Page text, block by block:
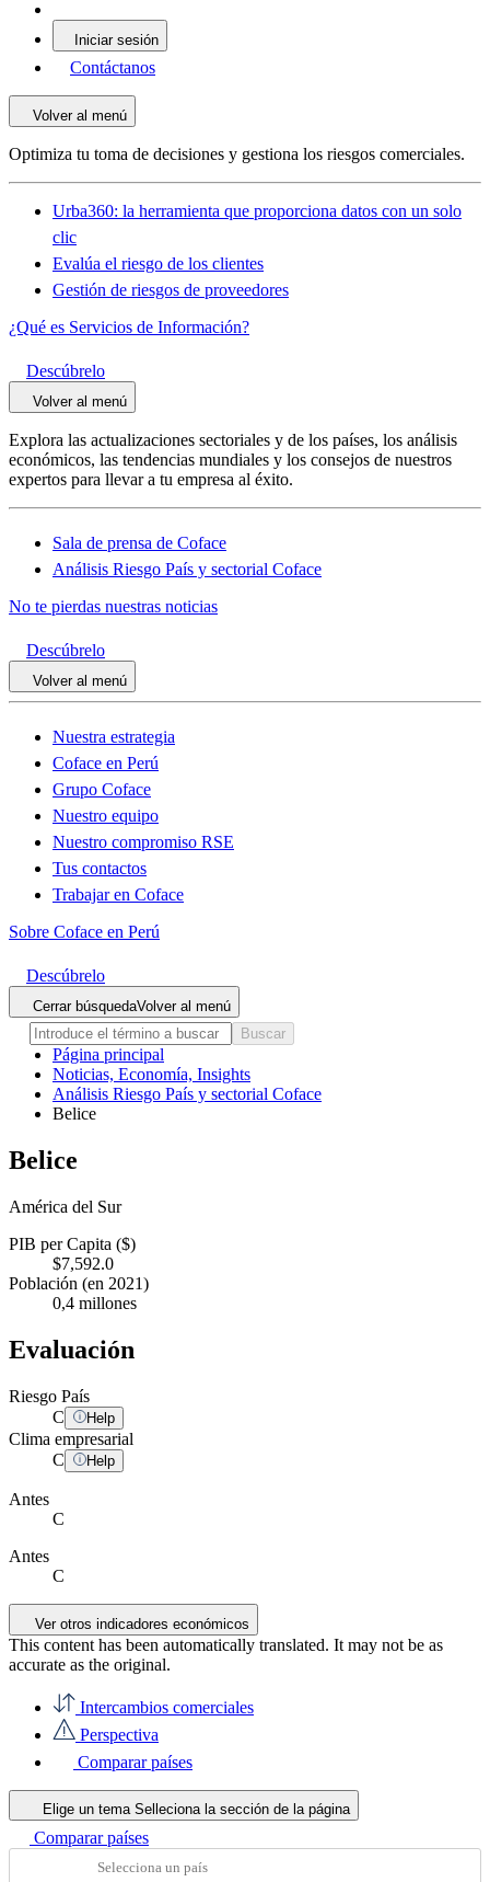
Iniciar sesión
Contáctanos
Volver al menú
Optimiza tu toma de decisiones y gestiona los riesgos comerciales.
Urba360: la herramienta que proporciona datos con un solo
clic
Evalúa el riesgo de los clientes
Gestión de riesgos de proveedores
¿Qué es Servicios de Información?
Descúbrelo
Volver al menú
Explora las actualizaciones sectoriales y de los países, los análisis
económicos, las tendencias mundiales y los consejos de nuestros
expertos para llevar a tu empresa al éxito.
Sala de prensa de Coface
Análisis Riesgo País y sectorial Coface
No te pierdas nuestras noticias
Descúbrelo
Volver al menú
Nuestra estrategia
Coface en Perú
Grupo Coface
Nuestro equipo
Nuestro compromiso RSE
Tus contactos
Trabajar en Coface
Sobre Coface en Perú
Descúbrelo
Cerrar búsquedaVolver al menú
Buscar
Página principal
Noticias, Economía, Insights
Análisis Riesgo País y sectorial Coface
Belice
Belice
América del Sur
PIB per Capita ($)
$7,592.0
Población (en 2021)
0,4 millones
Evaluación
Riesgo País
C
Help
Clima empresarial
C
Help
Antes
C
Antes
C
Ver otros indicadores económicos
This content has been automatically translated. It may not be as
accurate as the original.
Intercambios comerciales
Perspectiva
Comparar países
Elige un tema Selleciona la sección de la página
Comparar países